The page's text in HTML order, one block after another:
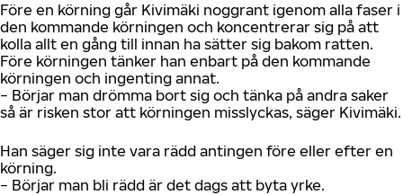
Före en körning går Kivimäki noggrant igenom alla faser i
den kommande körningen och koncentrerar sig på att
kolla allt en gång till innan ha sätter sig bakom ratten.
Före körningen tänker han enbart på den kommande
körningen och ingenting annat.
− Börjar man drömma bort sig och tänka på andra saker
så är risken stor att körningen misslyckas, säger Kivimäki.
Han säger sig inte vara rädd antingen före eller efter en
körning.
− Börjar man bli rädd är det dags att byta yrke.